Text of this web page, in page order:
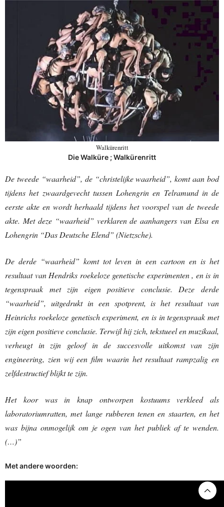
Walkürenritt
Die Walküre ; Walkürenritt
De tweede “waarheid”, de “christelijke waarheid”, komt aan bod
tijdens het zwaardgevecht tussen Lohengrin en Telramund in de
eerste akte en wordt herhaald tijdens het voorspel van de tweede
akte. Met deze “waarheid” verklaren de aanhangers van Elsa en
Lohengrin “Das Deutsche Elend” (Nietzsche).
De derde “waarheid” komt tot leven in een cartoon en is het
resultaat van Hendriks roekeloze genetische experimenten , en is in
tegenspraak met zijn eigen positieve conclusie. Deze derde
“waarheid”, uitgedrukt in een spotprent, is het resultaat van
Heinrichs roekeloze genetisch experiment, en is in tegenspraak met
zijn eigen positieve conclusie. Terwijl hij zich, tekstueel en muzikaal,
verheugt in zijn geloof in de succesvolle uitkomst van zijn
engineering, zien wij een film waarin het resultaat rampzalig en
zelfdestructief blijkt te zijn.
Het koor was in knap ontworpen kostuums verkleed als
laboratoriumratten, met lange rubberen tenen en staarten, en het
was bijna onmogelijk om je ogen van het publiek af te wenden.
(…)”
Met andere woorden: